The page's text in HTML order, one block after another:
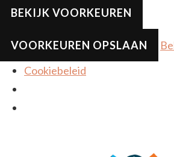
BEKIJK VOORKEUREN
VOORKEUREN OPSLAAN
Cookiebeleid